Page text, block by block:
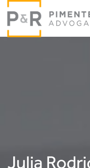
Julia